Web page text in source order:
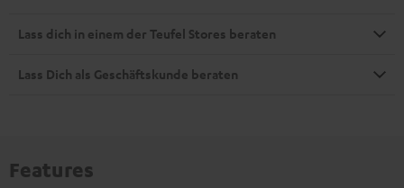
Lass dich in einem der Teufel Stores beraten
Lass Dich als Geschäftskunde beraten
Features